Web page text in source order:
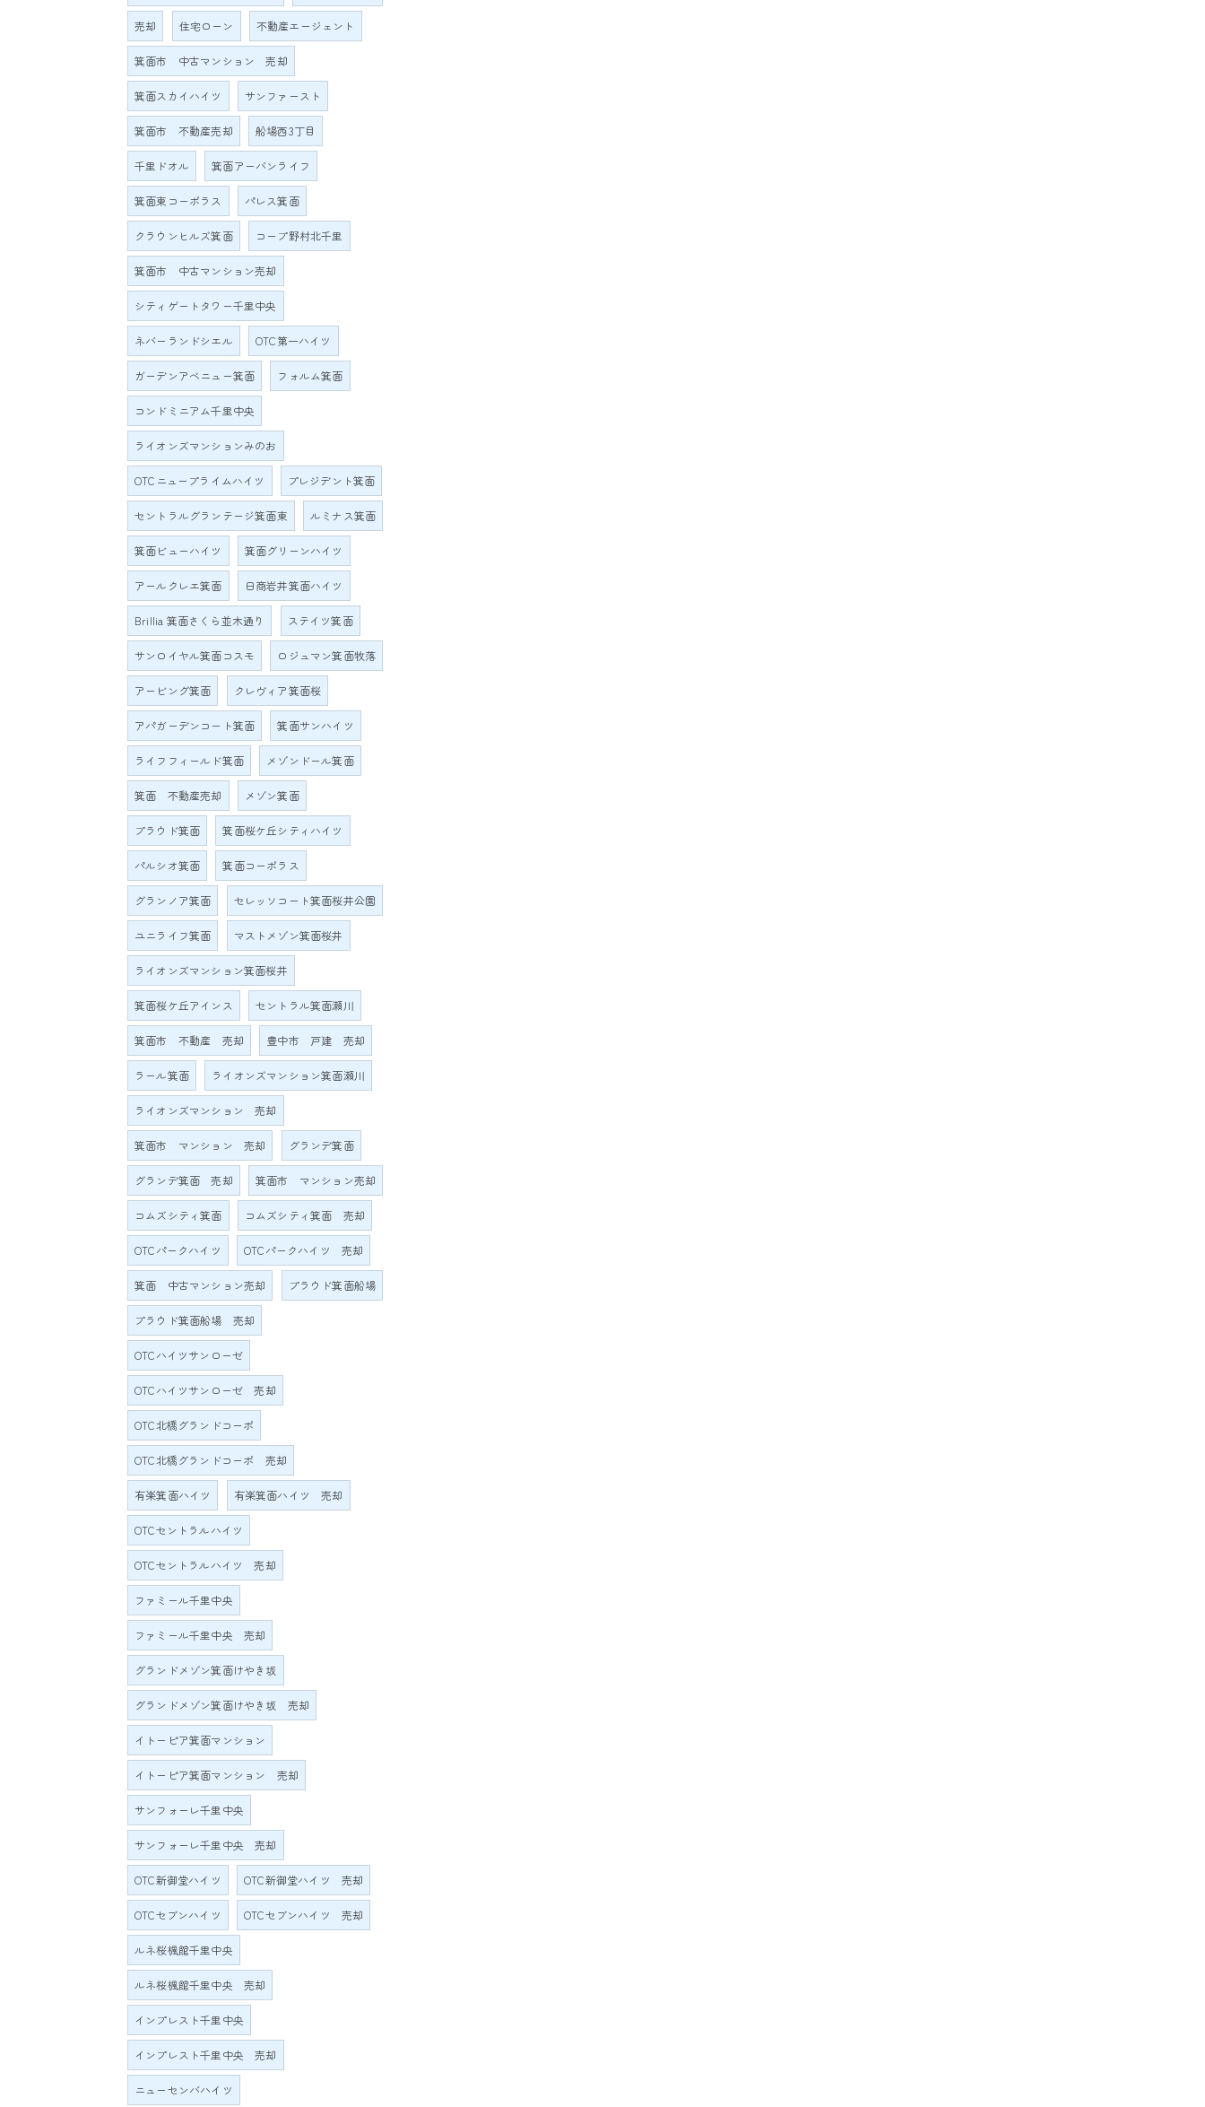
売却 住宅ローン 不動産エージェント
箕面市 中古マンション 売却
箕面スカイハイツ サンファースト
箕面市 不動産売却 船場西3丁目
千里ドオル 箕面アーバンライフ
箕面東コーポラス パレス箕面
クラウンヒルズ箕面 コープ野村北千里
箕面市 中古マンション売却
シティゲートタワー千里中央
ネバーランドシエル OTC第一ハイツ
ガーデンアベニュー箕面 フォルム箕面
コンドミニアム千里中央
ライオンズマンションみのお
OTCニュープライムハイツ プレジデント箕面
セントラルグランテージ箕面東 ルミナス箕面
箕面ビューハイツ 箕面グリーンハイツ
アールクレエ箕面 日商岩井箕面ハイツ
Brillia 箕面さくら並木通り ステイツ箕面
サンロイヤル箕面コスモ ロジュマン箕面牧落
アービング箕面 クレヴィア箕面桜
アパガーデンコート箕面 箕面サンハイツ
ライフフィールド箕面 メゾンドール箕面
箕面 不動産売却 メゾン箕面
プラウド箕面 箕面桜ケ丘シティハイツ
パルシオ箕面 箕面コーポラス
グランノア箕面 セレッソコート箕面桜井公園
ユニライフ箕面 マストメゾン箕面桜井
ライオンズマンション箕面桜井
箕面桜ケ丘アインス セントラル箕面瀬川
箕面市 不動産 売却 豊中市 戸建 売却
ラール箕面 ライオンズマンション箕面瀬川
ライオンズマンション 売却
箕面市 マンション 売却 グランデ箕面
グランデ箕面 売却 箕面市 マンション売却
コムズシティ箕面 コムズシティ箕面 売却
OTCパークハイツ OTCパークハイツ 売却
箕面 中古マンション売却 プラウド箕面船場
プラウド箕面船場 売却
OTCハイツサンローゼ
OTCハイツサンローゼ 売却
OTC北橋グランドコーポ
OTC北橋グランドコーポ 売却
有楽箕面ハイツ 有楽箕面ハイツ 売却
OTCセントラルハイツ
OTCセントラルハイツ 売却
ファミール千里中央
ファミール千里中央 売却
グランドメゾン箕面けやき坂
グランドメゾン箕面けやき坂 売却
イトーピア箕面マンション
イトーピア箕面マンション 売却
サンフォーレ千里中央
サンフォーレ千里中央 売却
OTC新御堂ハイツ OTC新御堂ハイツ 売却
OTCセブンハイツ OTCセブンハイツ 売却
ルネ桜楓館千里中央
ルネ桜楓館千里中央 売却
インプレスト千里中央
インプレスト千里中央 売却
ニューセンバハイツ